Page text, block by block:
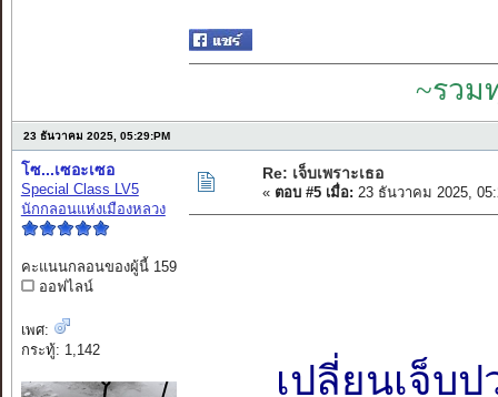
~รวม
23 ธันวาคม 2025, 05:29:PM
โซ...เซอะเซอ
Special Class LV5
นักกลอนแห่งเมืองหลวง
คะแนนกลอนของผู้นี้ 159
ออฟไลน์
เพศ:
กระทู้: 1,142
Re: เจ็บเพราะเธอ
« ตอบ #5 เมื่อ: 23 ธันวาคม 2025,
เปลี่ยนเจ็บ